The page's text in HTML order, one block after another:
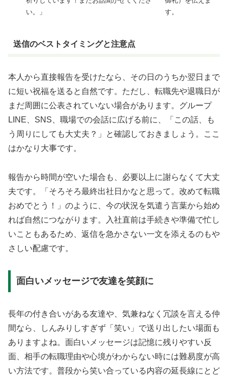
い。」
す。
送信のベストタイミングと注意点
本人から直接報告を受けたなら、その日のうちか翌日まで
に短い祝福を送ると自然です。ただし、転職先や退職日が
まだ周囲に公表されていない場合があります。グループ
LINE、SNS、職場での会話に広げる前に、「この話、も
う周りにしても大丈夫？」と確認しておきましょう。ここ
はかなり大事です。
報告から時間が空いた場合も、必要以上に謝らなくて大丈
夫です。「そろそろ最終出社日かなと思って。改めて転職
おめでとう！」のように、今の状況を気遣う言葉から始め
れば自然につながります。入社直前は手続きや準備で忙し
いこともあるため、返信を急かさない一文を添えるのもや
さしい配慮です。
面白いメッセージで友達を笑顔に
長年の付き合いがある友達や、気兼ねなく冗談を言える仲
間なら、しんみりしすぎず「笑い」で送り出したい場面も
ありますよね。面白いメッセージは記憶に残りやすい反
面、相手の転職理由や心境がわからない時には難易度が高
い方法です。普段から笑い合っている内容の延長線にとど